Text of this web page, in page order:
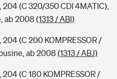
(C 320/350 CDI 4MATIC),
ab 2008 (1313 / ABI)
(C 200 KOMPRESSOR /
ab 2008 (1313 / ABJ)
(C 180 KOMPRESSOR /